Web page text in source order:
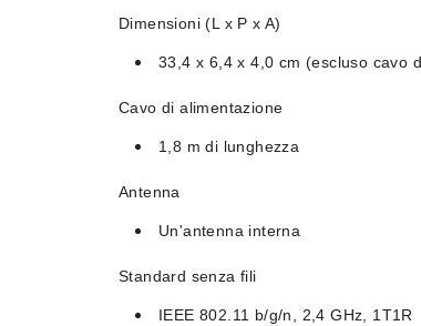
Dimensioni (L x P x A)
33,4 x 6,4 x 4,0 cm (escluso cavo
Cavo di alimentazione
1,8 m di lunghezza
Antenna
Un'antenna interna
Standard senza fili
IEEE 802.11 b/g/n, 2,4 GHz, 1T1R